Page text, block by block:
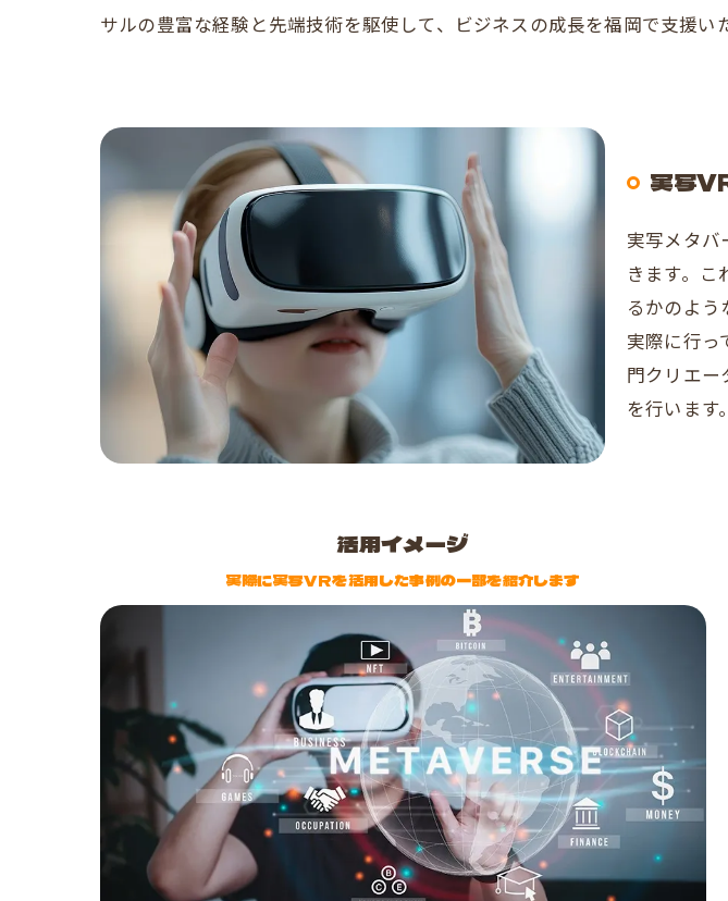
サルの豊富な経験と先端技術を駆使して、ビジネスの成長を福岡で支援い
実写
実写メタバ
きます。こ
るかのよ
実際に行っ
門クリエー
を行います。
活用イメージ
実際に実写VRを活用した事例の一部を紹介します